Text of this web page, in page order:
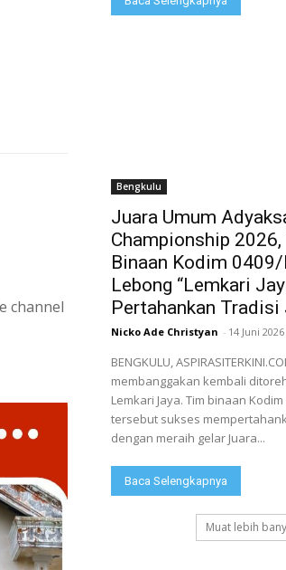
channel
Bengkulu
Juara Umum
Championship
Binaan Kodim 0409/
Lebong “Lemkari
Pertahankan Tradisi
Nicko Ade Christyan - 14 Juni 2026
BENGKULU,
membanggakan kembali
Lemkari Jaya. Tim binaan
tersebut sukses
dengan meraih gelar Juara...
Baca Selengkapnya
Muat lebih